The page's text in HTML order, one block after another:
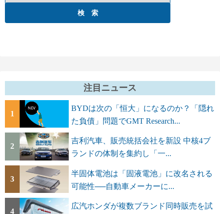
注目ニュース
1
BYDは次の「恒大」になるのか？「隠れ
た負債」問題でGMT Research...
2
吉利汽車、販売統括会社を新設 中核4ブ
ランドの体制を集約し「一...
3
半固体電池は「固液電池」に改名される
可能性──自動車メーカーに...
4
広汽ホンダが複数ブランド同時販売を試